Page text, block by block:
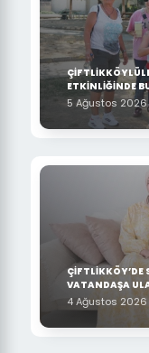
ETKİNLİĞİNDE
5 Ağustos 2026
ÇİFTLİKKÖY’DE
VATANDAŞA
4 Ağustos 2026